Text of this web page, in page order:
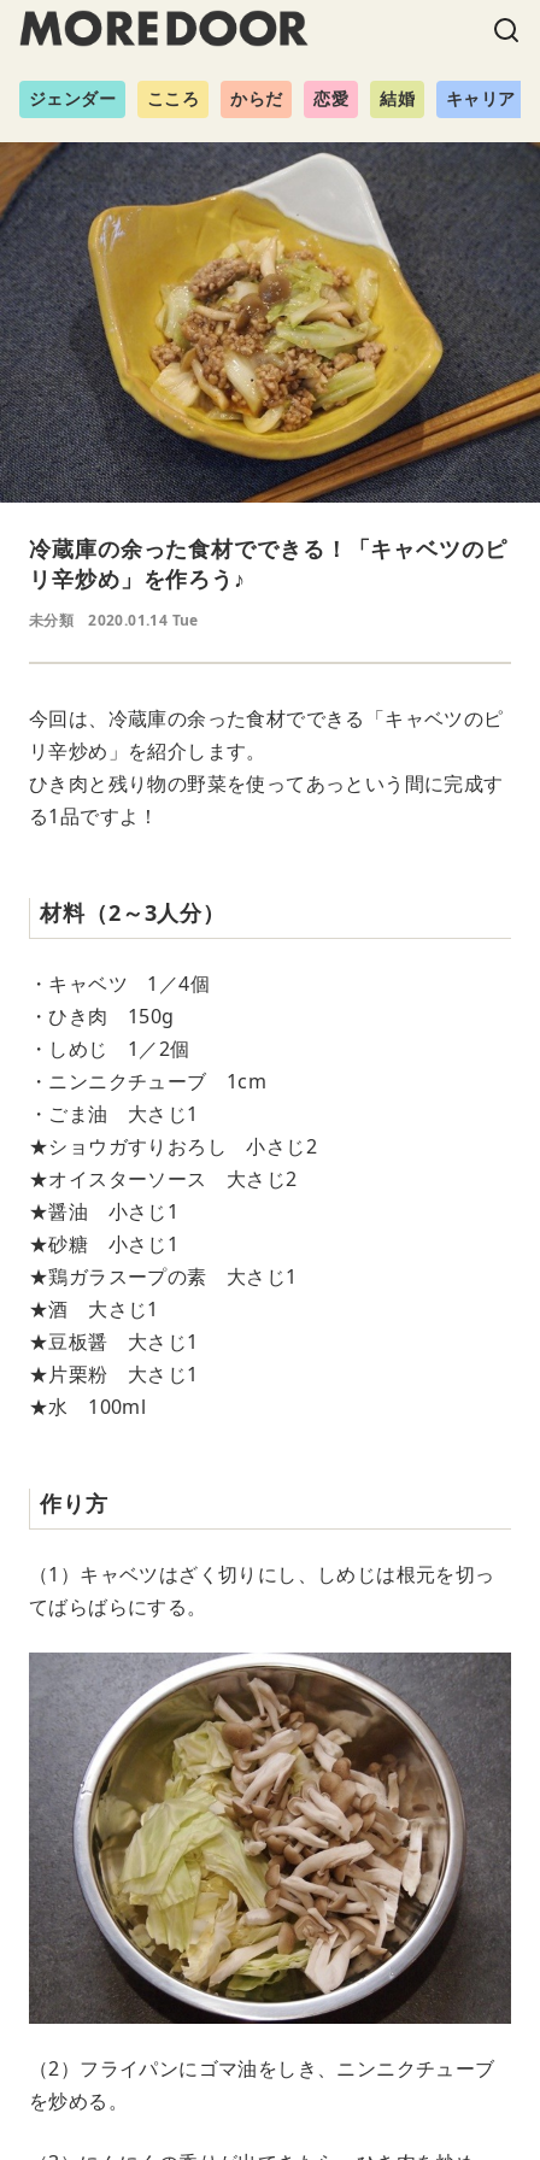
ジェンダー こころ からだ 恋愛 結婚 キャリア
冷蔵庫の余った食材でできる！「キャベツのピ
リ辛炒め」を作ろう♪
未分類 2020.01.14 Tue
今回は、冷蔵庫の余った食材でできる「キャベツのピ
リ辛炒め」を紹介します。
ひき肉と残り物の野菜を使ってあっという間に完成す
る1品ですよ！
材料（2～3人分）
・キャベツ 1／4個
・ひき肉 150g
・しめじ 1／2個
・ニンニクチューブ 1cm
・ごま油 大さじ1
★ショウガすりおろし 小さじ2
★オイスターソース 大さじ2
★醤油 小さじ1
★砂糖 小さじ1
★鶏ガラスープの素 大さじ1
★酒 大さじ1
★豆板醤 大さじ1
★片栗粉 大さじ1
★水 100ml
作り方
（1）キャベツはざく切りにし、しめじは根元を切っ
てばらばらにする。
（2）フライパンにゴマ油をしき、ニンニクチューブ
を炒める。